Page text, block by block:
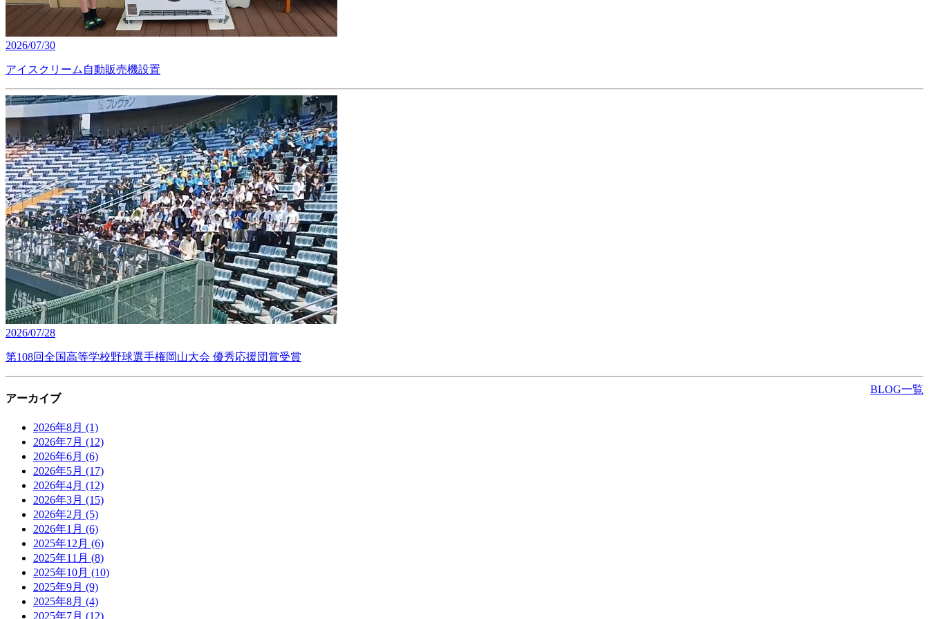
2026/07/30
アイスクリーム自動販売機設置
2026/07/28
第108回全国高等学校野球選手権岡山大会 優秀応援団賞受賞
BLOG一覧
アーカイブ
2026年8月 (1)
2026年7月 (12)
2026年6月 (6)
2026年5月 (17)
2026年4月 (12)
2026年3月 (15)
2026年2月 (5)
2026年1月 (6)
2025年12月 (6)
2025年11月 (8)
2025年10月 (10)
2025年9月 (9)
2025年8月 (4)
2025年7月 (12)